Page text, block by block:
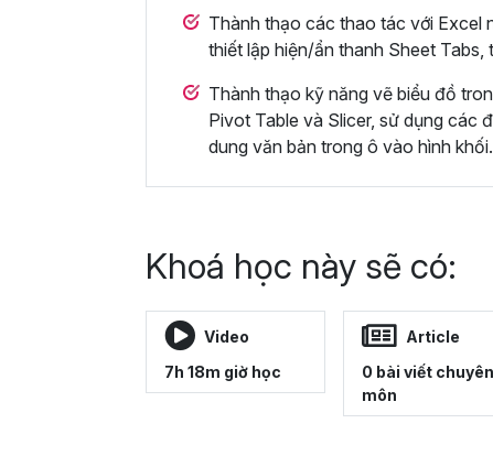
Thành thạo các thao tác với Excel
thiết lập hiện/ẩn thanh Sheet
Thành thạo kỹ năng vẽ biểu đồ
Pivot Table và Slicer, sử dụng các
dung văn bản trong ô vào hình khối.
Khoá học này sẽ có:
Video
7h 18m giờ học
Article
0 bài viết chuyên
môn